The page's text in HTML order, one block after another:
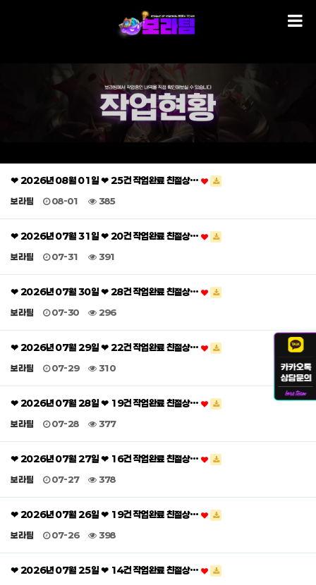
❤ 2026년 08월 01일 ❤ 25건 작업완료 친절상…
보라팀 08-01 385
❤ 2026년 07월 31일 ❤ 20건 작업완료 친절상…
보라팀 07-31 391
❤ 2026년 07월 30일 ❤ 28건 작업완료 친절상…
보라팀 07-30 296
❤ 2026년 07월 29일 ❤ 22건 작업완료 친절상…
보라팀 07-29 310
❤ 2026년 07월 28일 ❤ 19건 작업완료 친절상…
보라팀 07-28 377
❤ 2026년 07월 27일 ❤ 16건 작업완료 친절상…
보라팀 07-27 378
❤ 2026년 07월 26일 ❤ 19건 작업완료 친절상…
보라팀 07-26 398
❤ 2026년 07월 25일 ❤ 14건 작업완료 친절상…